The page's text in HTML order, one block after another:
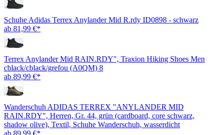
Schuhe Adidas Terrex Anylander Mid R.rdy ID0898 - schwarz
ab 81,99 €*
Terrex Anylander Mid RAIN.RDY", Traxion Hiking Shoes Men
cblack/cblack/grefou (A0QM) 8
ab 89,99 €*
Wanderschuh ADIDAS TERREX "ANYLANDER MID
RAIN.RDY", Herren, Gr. 44, grün (cardboard, core schwarz,
shadow olive), Textil, Schuhe Wanderschuh, wasserdicht
ab 89,99 €*